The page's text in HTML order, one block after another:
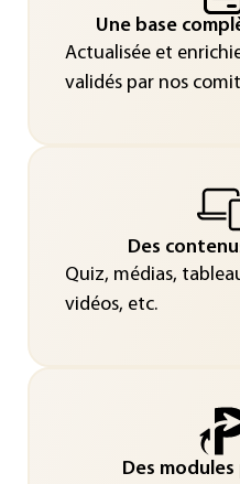
Une base
Actualisée et
validés par nos
Des
Quiz, médias,
vidéos, etc.
Des